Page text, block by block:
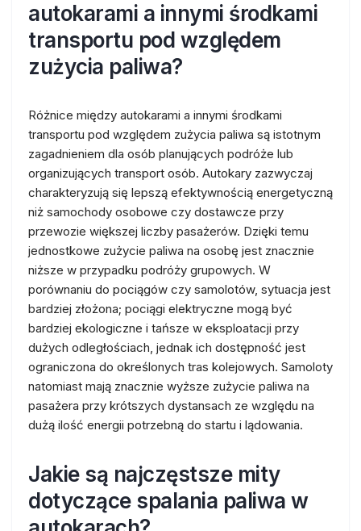
autokarami a innymi środkami
transportu pod względem
zużycia paliwa?
Różnice między autokarami a innymi środkami
transportu pod względem zużycia paliwa są istotnym
zagadnieniem dla osób planujących podróże lub
organizujących transport osób. Autokary zazwyczaj
charakteryzują się lepszą efektywnością energetyczną
niż samochody osobowe czy dostawcze przy
przewozie większej liczby pasażerów. Dzięki temu
jednostkowe zużycie paliwa na osobę jest znacznie
niższe w przypadku podróży grupowych. W
porównaniu do pociągów czy samolotów, sytuacja jest
bardziej złożona; pociągi elektryczne mogą być
bardziej ekologiczne i tańsze w eksploatacji przy
dużych odległościach, jednak ich dostępność jest
ograniczona do określonych tras kolejowych. Samoloty
natomiast mają znacznie wyższe zużycie paliwa na
pasażera przy krótszych dystansach ze względu na
dużą ilość energii potrzebną do startu i lądowania.
Jakie są najczęstsze mity
dotyczące spalania paliwa w